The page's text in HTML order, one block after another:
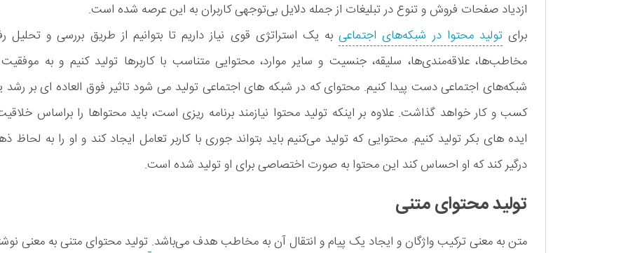
ازدیاد صفحات فروش و تنوع در تبلیغات از جمله دلایل بی‌توجهی کاربران به این عرصه شده است.
برایتولید محتوا در شبکه‌های اجتماعیبه یک استراتژی قوی نیاز داریم تا بتوانیم از طریق بررسی و تحلیل
مخاطب‌ها، علاقه‌مندی‌ها، سلیقه، جنسیت و سایر موارد، محتوایی متناسب با کاربرها تولید کنیم و به
شبکه‌های اجتماعی دست پیدا کنیم. محتوای که در شبکه های اجتماعی تولید می شود تاثیر فوق العاده ای بر
کسب و کار خواهد گذاشت. علاوه بر اینکه تولید محتوا نیازمند برنامه ریزی است، باید محتواها را براساس
ایده های بکر تولید کنیم. محتوایی که تولید می‌کنیم باید بتواند جوری با کاربر تعامل ایجاد کند و او را به لحاظ
درگیر کند که او احساس کند این محتوا به صورت اختصاصی برای او تولید شده‌ است.
تولید محتوای متنی
متن به معنی ترکیب واژگان و ایجاد یک پیام و انتقال آن به مخاطب هدف می­‌باشد. تولید محتوای متنی به معنی